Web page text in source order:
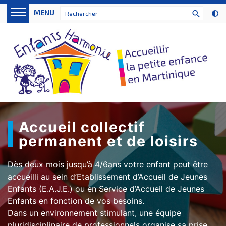
search
MENU
Accueil la petite enfance en
Accueil collectif
permanent et de loisirs
Dès deux mois jusqu’à 4/6ans votre enfant peut être
accueilli au sein d’Etablissement d’Accueil de Jeunes
Enfants (E.A.J.E.) ou en Service d’Accueil de Jeunes
Enfants en fonction de vos besoins.
Dans un environnement stimulant, une équipe
Panneau de gestion des cookies